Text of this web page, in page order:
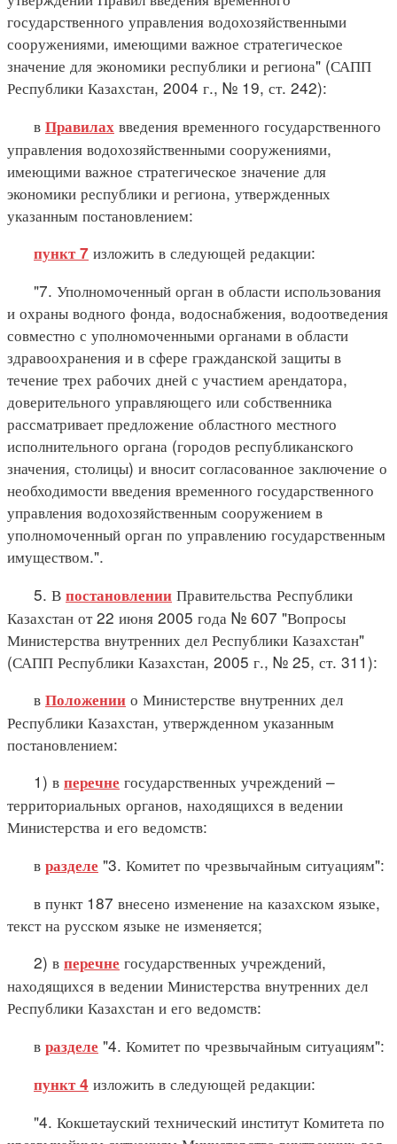
государственного управления водохозяйственными
сооружениями, имеющими важное стратегическое
значение для экономики республики и региона" (САПП
Республики Казахстан, 2004 г., № 19, ст. 242):
в Правилах введения временного государственного
управления водохозяйственными сооружениями,
имеющими важное стратегическое значение для
экономики республики и региона, утвержденных
указанным постановлением:
пункт 7 изложить в следующей редакции:
"7. Уполномоченный орган в области использования
и охраны водного фонда, водоснабжения, водоотведения
совместно с уполномоченными органами в области
здравоохранения и в сфере гражданской защиты в
течение трех рабочих дней с участием арендатора,
доверительного управляющего или собственника
рассматривает предложение областного местного
исполнительного органа (городов республиканского
значения, столицы) и вносит согласованное заключение о
необходимости введения временного государственного
управления водохозяйственным сооружением в
уполномоченный орган по управлению государственным
имуществом.".
5. В постановлении Правительства Республики
Казахстан от 22 июня 2005 года № 607 "Вопросы
Министерства внутренних дел Республики Казахстан"
(САПП Республики Казахстан, 2005 г., № 25, ст. 311):
в Положении о Министерстве внутренних дел
Республики Казахстан, утвержденном указанным
постановлением:
1) в перечне государственных учреждений –
территориальных органов, находящихся в ведении
Министерства и его ведомств:
в разделе "3. Комитет по чрезвычайным ситуациям":
в пункт 187 внесено изменение на казахском языке,
текст на русском языке не изменяется;
2) в перечне государственных учреждений,
находящихся в ведении Министерства внутренних дел
Республики Казахстан и его ведомств:
в разделе "4. Комитет по чрезвычайным ситуациям":
пункт 4 изложить в следующей редакции:
"4. Кокшетауский технический институт Комитета по